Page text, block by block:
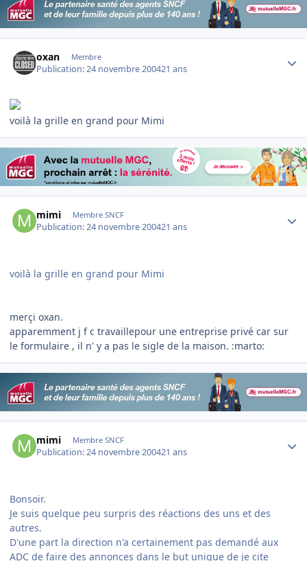
oxan Membre
Publication:24 novembre 200421 ans
voilà la grille en grand pour Mimi
mimi Membre SNCF
Publication:24 novembre 200421 ans
voilà la grille en grand pour Mimi
merçi oxan.
apparemment j f c travaillepour une entreprise privé car sur
le formulaire , il n' y a pas le sigle de la maison. :marto:
mimi Membre SNCF
Publication:24 novembre 200421 ans
Bonsoir.
Je suis quelque peu surpris des réactions des uns et des
autres.
D'une part la direction n'a certainement pas demandé aux
ADC de faire des annonces dans le but unique de je cite